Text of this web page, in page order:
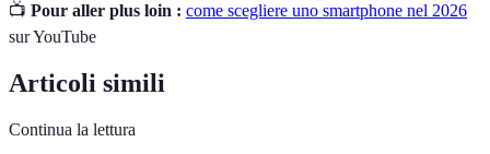
📺 Pour aller plus loin : come scegliere uno smartphone nel 2026
sur YouTube
Articoli simili
Continua la lettura